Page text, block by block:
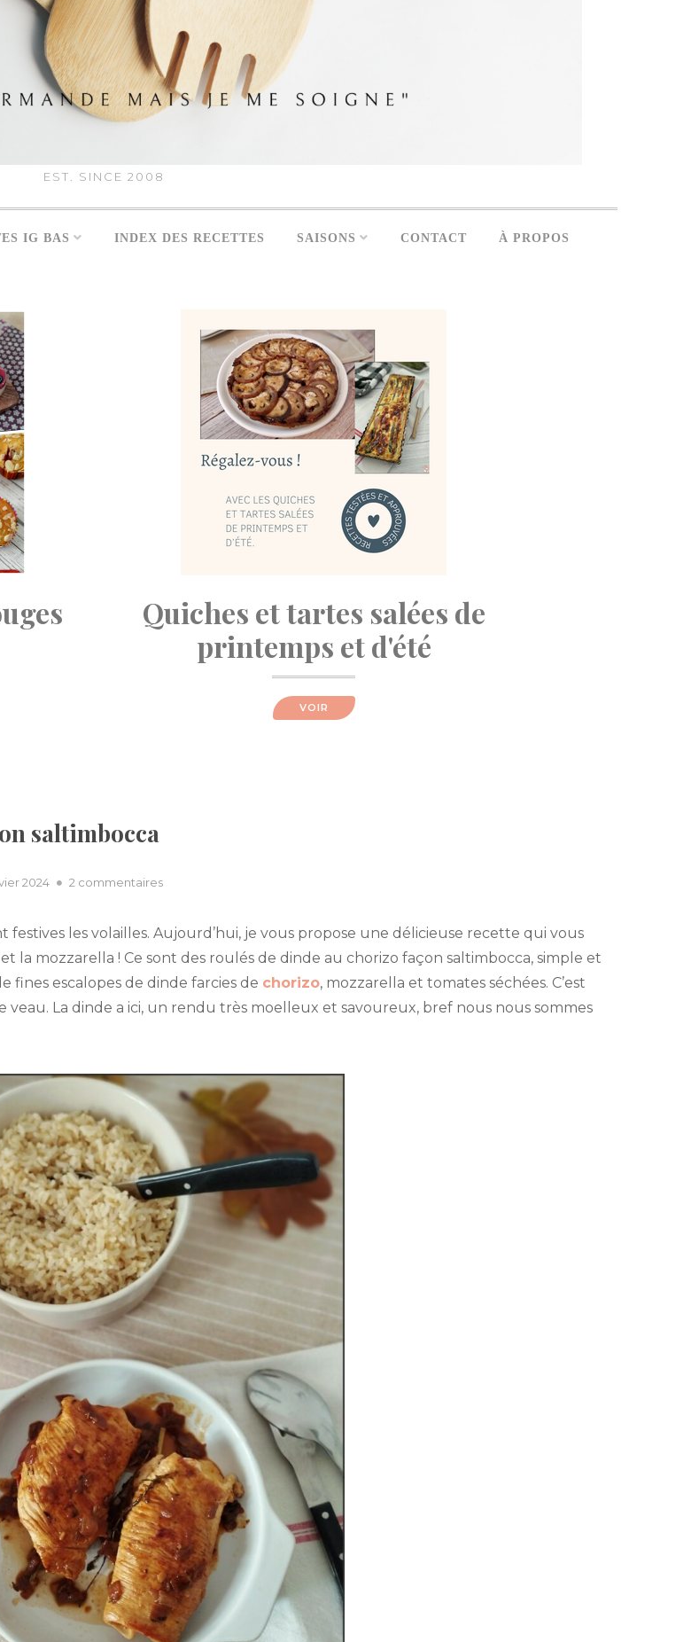
EST. SINCE 2008
IG BAS INDEX DES RECETTES SAISONS CONTACT À PROPOS
Quiches et tartes salées de
printemps et d'été
VOIR
saltimbocca
2024 2 commentairessur
dinde
au
chorizo
façon
les volailles. Aujourd’hui, je vous propose une délicieuse recette qui vous
la mozzarella ! Ce sont des roulés de dinde au chorizo façon saltimbocca, simple et
fines escalopes de dinde farcies de chorizo, mozzarella et tomates séchées. C’est
veau. La dinde a ici, un rendu très moelleux et savoureux, bref nous nous sommes